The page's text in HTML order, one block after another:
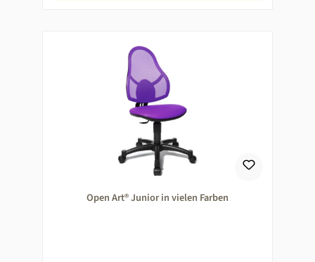
Open Art® Junior in vielen Farben